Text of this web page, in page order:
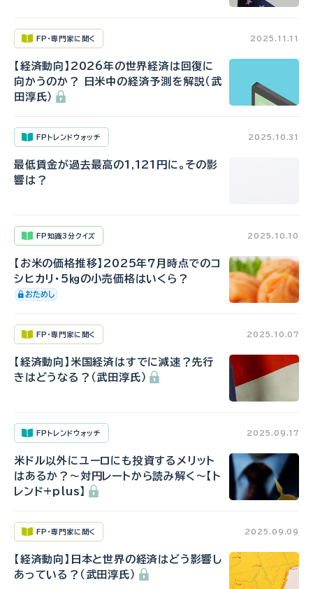
FP・専門家に聞く 2025.11.11
【経済動向】2026年の世界経済は回復に
向かうのか？ 日米中の経済予測を解説（武
田淳氏）
FPトレンドウォッチ 2025.10.31
最低賃金が過去最高の1,121円に。その影
響は？
FP知識3分クイズ 2025.10.10
【お米の価格推移】2025年７月時点でのコ
シヒカリ・5㎏の小売価格はいくら？
FP・専門家に聞く 2025.10.07
【経済動向】米国経済はすでに減速？先行
きはどうなる？（武田淳氏）
FPトレンドウォッチ 2025.09.17
米ドル以外にユーロにも投資するメリット
はあるか？～対円レートから読み解く～【ト
レンド+plus】
FP・専門家に聞く 2025.09.09
【経済動向】日本と世界の経済はどう影響し
あっている？（武田淳氏）